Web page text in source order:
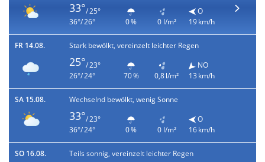
33°/ 25°
36°/ 26°
0 % 0 l/m²
O
19 km/h
FR 14.08. Stark bewölkt, vereinzelt leichter Regen
25°/ 23°
26°/ 24°
70 % 0,8 l/m²
NO
13 km/h
SA 15.08. Wechselnd bewölkt, wenig Sonne
33°/ 23°
36°/ 24°
0 % 0 l/m²
O
16 km/h
SO 16.08. Teils sonnig, vereinzelt leichter Regen